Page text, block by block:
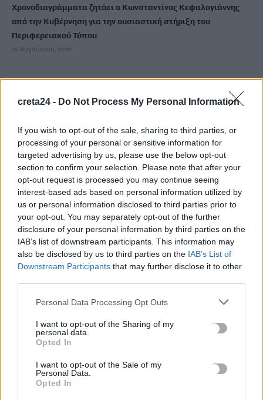
creta24 - Do Not Process My Personal Information
If you wish to opt-out of the sale, sharing to third parties, or
processing of your personal or sensitive information for
targeted advertising by us, please use the below opt-out
section to confirm your selection. Please note that after your
opt-out request is processed you may continue seeing
interest-based ads based on personal information utilized by
us or personal information disclosed to third parties prior to
your opt-out. You may separately opt-out of the further
disclosure of your personal information by third parties on the
IAB’s list of downstream participants. This information may
also be disclosed by us to third parties on the IAB’s List of
Downstream Participants that may further disclose it to other
Personal Data Processing Opt Outs
I want to opt-out of the Sharing of my
personal data.
Opted In
I want to opt-out of the Sale of my
Personal Data.
Opted In
Χρονοδιαγράμματα ζητάει ο Κωνσταντίνος Κεφαλογιάννης
από την Κυβέρνηση για την ουσιαστική στήριξη του
Περιφερειακού Τύπου
10 Αυγούστου, 2026
Συνεχίζεται η Παραδοσιακή Στράτα του Δήμου Χανίων
Οι ακραίοι καύσωνες και η ξηρασία αλλάζουν την οικονομία
της Ευρώπης
10 Αυγούστου, 2026
ΟΦΗ: Νέα παράταση στα εισιτήρια διαρκείας – Μέχρι τις 16
Αυγούστου η διάθεση
10 Αυγούστου, 2026
Ο Λούκα Γκουαντανίνο θα τιμηθεί στο Φεστιβάλ Βενετίας για
την προσφορά του στον κινηματογράφο
ουκρανική επίθεση στο Ταταρστάν
10 Αυγούστου, 2026
Στον Εισαγγελέα πιλότος και ιδιοκτήτης του ελικοπτέρου που
προσγειώθηκε στο Σαρακήνικο της Μήλου